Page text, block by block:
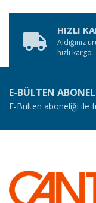
HIZLI
Aldığınız
hızlı kargo
E-BÜLTEN
E-Bülten aboneliği ile